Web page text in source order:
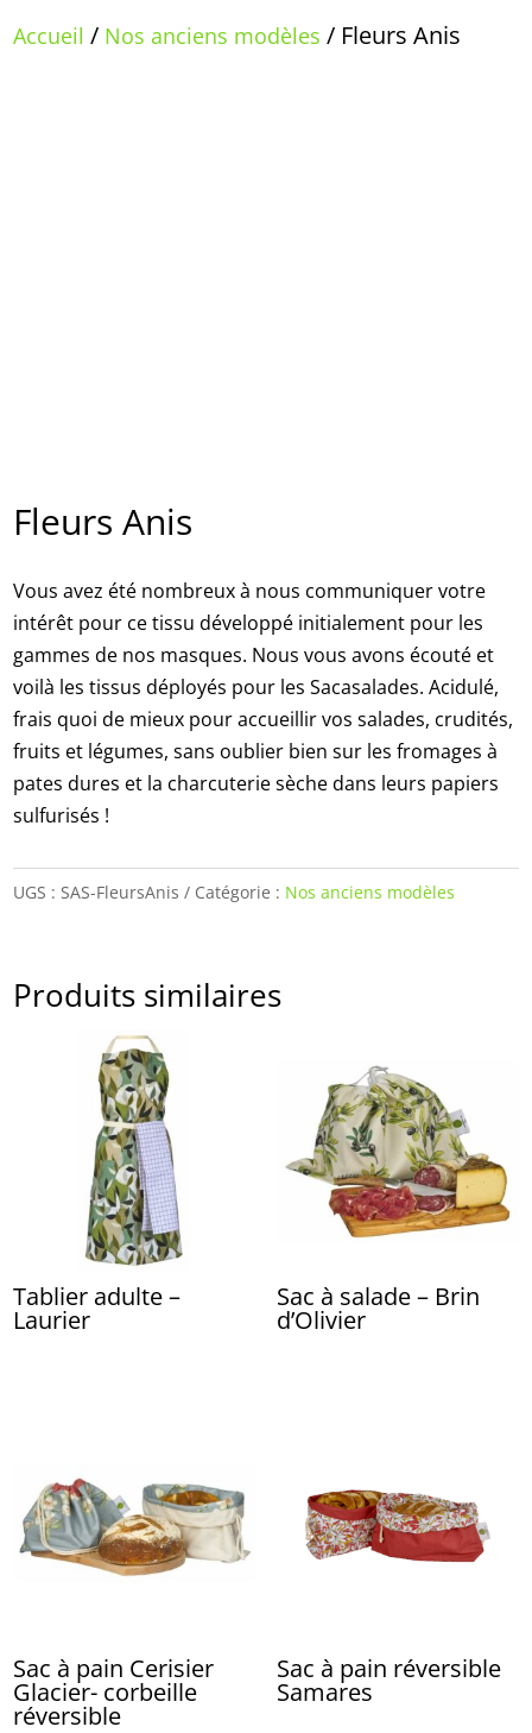
Accueil / Nos anciens modèles / Fleurs Anis
Fleurs Anis
Vous avez été nombreux à nous communiquer votre
intérêt pour ce tissu développé initialement pour les
gammes de nos masques. Nous vous avons écouté et
voilà les tissus déployés pour les Sacasalades. Acidulé,
frais quoi de mieux pour accueillir vos salades, crudités,
fruits et légumes, sans oublier bien sur les fromages à
pates dures et la charcuterie sèche dans leurs papiers
sulfurisés !
UGS :SAS-FleursAnis Catégorie : Nos anciens modèles
Produits similaires
Tablier adulte –
Laurier
Sac à salade – Brin
d’Olivier
Sac à pain Cerisier
Glacier- corbeille
réversible
Sac à pain réversible
Samares